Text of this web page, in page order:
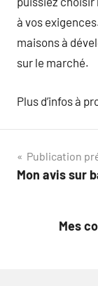
à vos
maisons à
sur le marché.
Plus d’infos à
de
Publication
Mon avis sur
Mes